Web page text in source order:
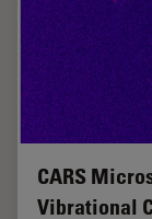
CARS
Vibrational